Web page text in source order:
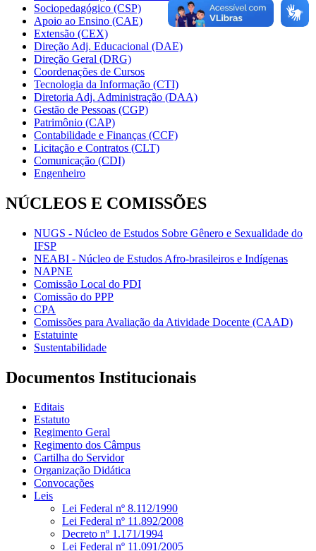
Sociopedagógico (CSP)
Apoio ao Ensino (CAE)
Extensão (CEX)
Direção Adj. Educacional (DAE)
Direção Geral (DRG)
Coordenações de Cursos
Tecnologia da Informação (CTI)
Diretoria Adj. Administração (DAA)
Gestão de Pessoas (CGP)
Patrimônio (CAP)
Contabilidade e Finanças (CCF)
Licitação e Contratos (CLT)
Comunicação (CDI)
Engenheiro
NÚCLEOS E COMISSÕES
NUGS - Núcleo de Estudos Sobre Gênero e Sexualidade do
IFSP
NEABI - Núcleo de Estudos Afro-brasileiros e Indígenas
NAPNE
Comissão Local do PDI
Comissão do PPP
CPA
Comissões para Avaliação da Atividade Docente (CAAD)
Estatuinte
Sustentabilidade
Documentos Institucionais
Editais
Estatuto
Regimento Geral
Regimento dos Câmpus
Cartilha do Servidor
Organização Didática
Convocações
Leis
Lei Federal nº 8.112/1990
Lei Federal nº 11.892/2008
Decreto nº 1.171/1994
Lei Federal nº 11.091/2005